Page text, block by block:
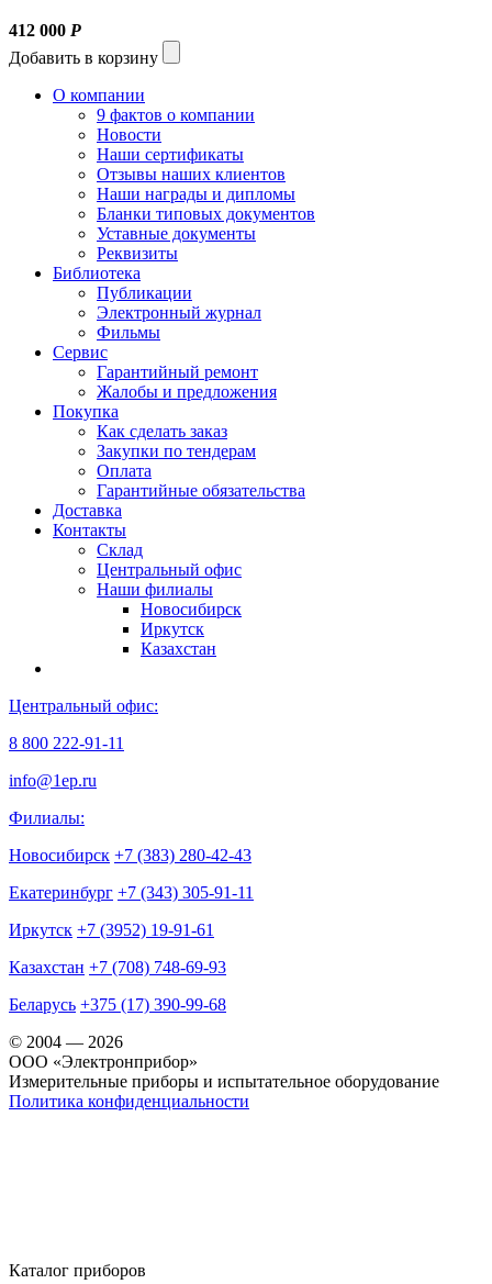
412 000 Р
Добавить в корзину
О компании
9 фактов о компании
Новости
Наши сертификаты
Отзывы наших клиентов
Наши награды и дипломы
Бланки типовых документов
Уставные документы
Реквизиты
Библиотека
Публикации
Электронный журнал
Фильмы
Сервис
Гарантийный ремонт
Жалобы и предложения
Покупка
Как сделать заказ
Закупки по тендерам
Оплата
Гарантийные обязательства
Доставка
Контакты
Склад
Центральный офис
Наши филиалы
Новосибирск
Иркутск
Казахстан
Центральный офис:
8 800 222-91-11
info@1ep.ru
Филиалы:
Новосибирск +7 (383) 280-42-43
Екатеринбург +7 (343) 305-91-11
Иркутск +7 (3952) 19-91-61
Казахстан +7 (708) 748-69-93
Беларусь +375 (17) 390-99-68
© 2004 — 2026
OOO «Электронприбор»
Измерительные приборы и испытательное оборудование
Политика конфиденциальности
Каталог приборов